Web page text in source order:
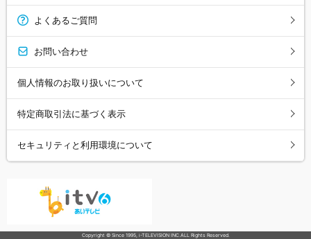
よくあるご質問
お問い合わせ
個人情報のお取り扱いについて
特定商取引法に基づく表示
セキュリティと利用環境について
Copyright © Since 1995, i-TELEVISION INC.ALL Rights Reserved.